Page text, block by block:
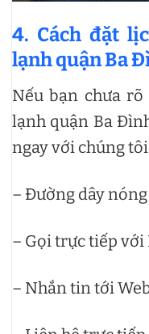
4. Cách đặt
lạnh quận Ba
Nếu bạn chưa
lạnh quận Ba
ngay với chúng
– Đường dây
– Gọi trực tiếp với
– Nhắn tin tới